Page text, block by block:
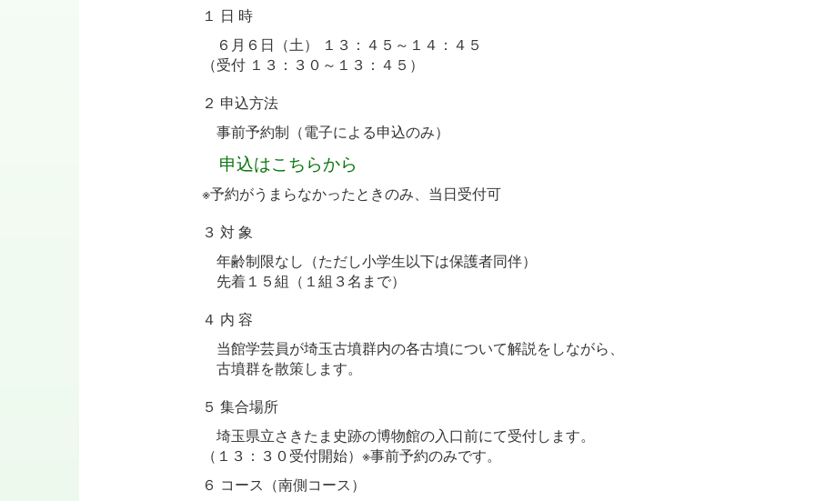
１ 日 時
６月６日（土） １３：４５～１４：４５
（受付 １３：３０～１３：４５）
２ 申込方法
事前予約制（電子による申込のみ）
申込はこちらから
※予約がうまらなかったときのみ、当日受付可
３ 対 象
年齢制限なし（ただし小学生以下は保護者同伴）
先着１５組（１組３名まで）
４ 内 容
当館学芸員が埼玉古墳群内の各古墳について解説をしながら、
古墳群を散策します。
５ 集合場所
埼玉県立さきたま史跡の博物館の入口前にて受付します。
（１３：３０受付開始）※事前予約のみです。
６ コース（南側コース）